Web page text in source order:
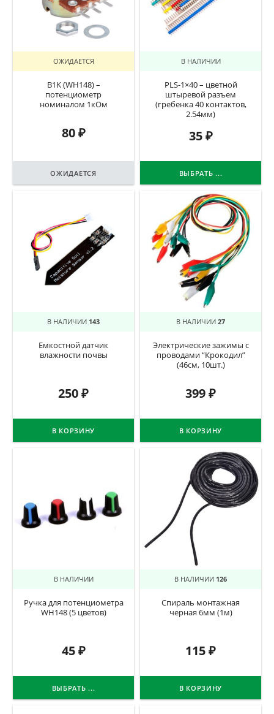
ОЖИДАЕТСЯ
B1K (WH148) –
потенциометр
номиналом 1кОм
80₽
ОЖИДАЕТСЯ
В НАЛИЧИИ
PLS-1×40 – цветной
штыревой разъем
(гребенка 40 контактов,
2.54мм)
35₽
ВЫБРАТЬ ...
В НАЛИЧИИ 143
Емкостной датчик
влажности почвы
250₽
В КОРЗИНУ
В НАЛИЧИИ 27
Электрические зажимы с
проводами “Крокодил”
(46см, 10шт.)
399₽
В КОРЗИНУ
В НАЛИЧИИ
Ручка для потенциометра
WH148 (5 цветов)
45₽
ВЫБРАТЬ ...
В НАЛИЧИИ 126
Спираль монтажная
черная 6мм (1м)
115₽
В КОРЗИНУ